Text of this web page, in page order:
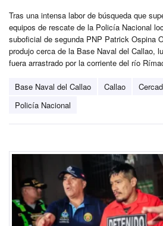
Tras una intensa labor de búsqueda que
equipos de rescate de la Policía Nacional
suboficial de segunda PNP Patrick Ospina
produjo cerca de la Base Naval del Callao,
fuera arrastrado por la corriente del río
Base Naval del Callao Callao
Policía Nacional